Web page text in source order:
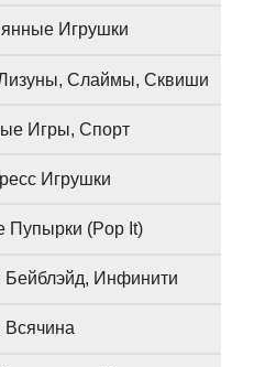
Игрушки
Слаймы, Сквиши
Игры, Спорт
Игрушки
Пупырки (Pop It)
Бейблэйд, Инфинити
Всячина